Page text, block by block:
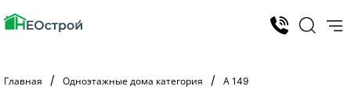
Главная Одноэтажные дома категория А 149